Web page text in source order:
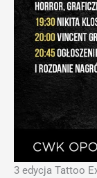
3 edycja Tattoo